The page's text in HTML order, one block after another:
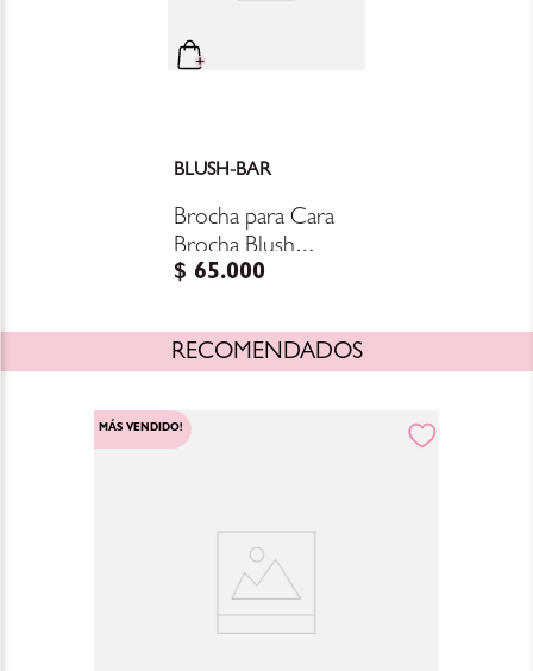
BLUSH-BAR
Brocha para Cara
Brocha Blush
(Rubor)
$ 65.000
RECOMENDADOS
MÁS VENDIDO!